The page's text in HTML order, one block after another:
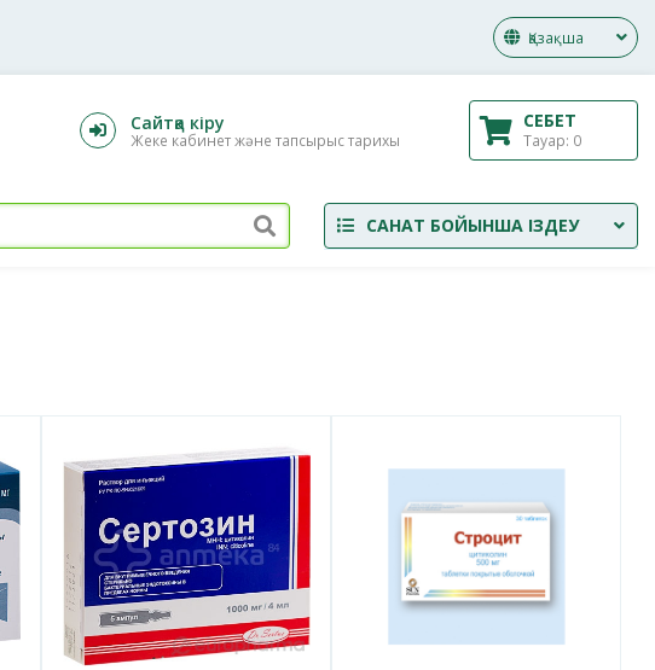
Қазақша
Сайтқа кіру
Жеке кабинет және тапсырыс тарихы
СЕБЕТ
Тауар: 0
САНАТ БОЙЫНША ІЗДЕУ